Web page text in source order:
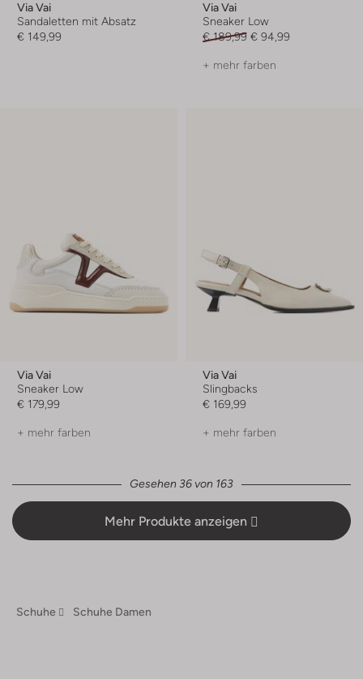
Via Vai
Sandaletten mit Absatz
€ 149,99
Via Vai
Sneaker Low
€ 189,99 € 94,99
+ mehr farben
Via Vai
Sneaker Low
€ 179,99
+ mehr farben
Via Vai
Slingbacks
€ 169,99
+ mehr farben
Gesehen 36 von 163
Mehr Produkte anzeigen
Schuhe Schuhe Damen